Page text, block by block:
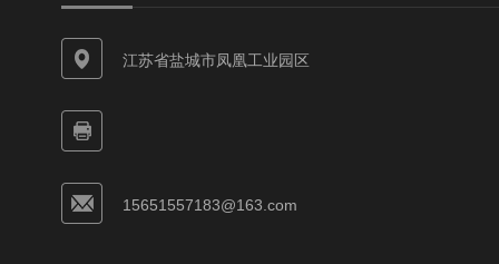
江苏省盐城市凤凰工业园区
15651557183@163.com